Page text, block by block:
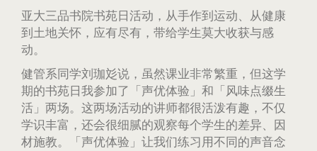
亚大三品书院书苑日活动，从手作到运动、从健康
到土地关怀，应有尽有，带给学生莫大收获与感
动。
健管系同学刘珈彣说，虽然课业非常繁重，但这学
期的书苑日我参加了「声优体验」和「风味点缀生
活」两场。这两场活动的讲师都很活泼有趣，不仅
学识丰富，还会很细腻的观察每个学生的差异、因
材施教。「声优体验」让我们练习用不同的声音念